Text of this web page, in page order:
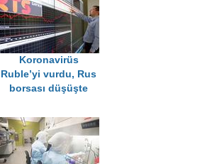
Koronavirüs
Ruble’yi vurdu, Rus
borsası düşüşte